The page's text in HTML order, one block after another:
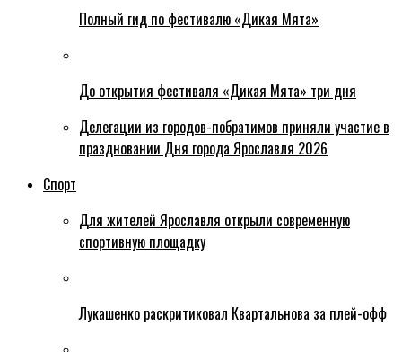
Полный гид по фестивалю «Дикая Мята»
До открытия фестиваля «Дикая Мята» три дня
Делегации из городов-побратимов приняли участие в
праздновании Дня города Ярославля 2026
Спорт
Для жителей Ярославля открыли современную
спортивную площадку
Лукашенко раскритиковал Квартальнова за плей-офф